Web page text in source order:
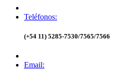
Teléfonos:
(+54 11) 5285-7530/7565/7566
Email: